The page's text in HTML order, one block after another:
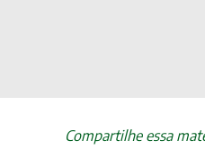
Compartilhe essa